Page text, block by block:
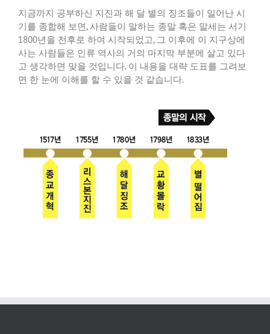
지금까지 공부하신 지진과 해 달 별의 징조들이 일어난 시
기를 종합해 보면,사람들이 말하는 종말 혹은 말세는 서기
1800년을 전후로 하여 시작되었고, 그 이후에 이 지구상에
사는 사람들은 인류 역사의 거의 마지막 부분에 살고 있다
고 생각하면 맞을 것입니다. 이 내용을 대략 도표를 그려보
면 한 눈에 이해를 할 수 있을 것 같습니다.